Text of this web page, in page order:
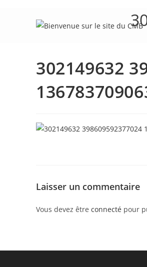
302149632
Laisser un commentaire
Vous devez être connecté pour